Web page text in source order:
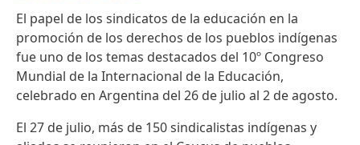
El papel de los sindicatos de la educación en la
promoción de los derechos de los pueblos indígenas
fue uno de los temas destacados del 10º Congreso
Mundial de la Internacional de la Educación,
celebrado en Argentina del 26 de julio al 2 de agosto.
El 27 de julio, más de 150 sindicalistas indígenas y